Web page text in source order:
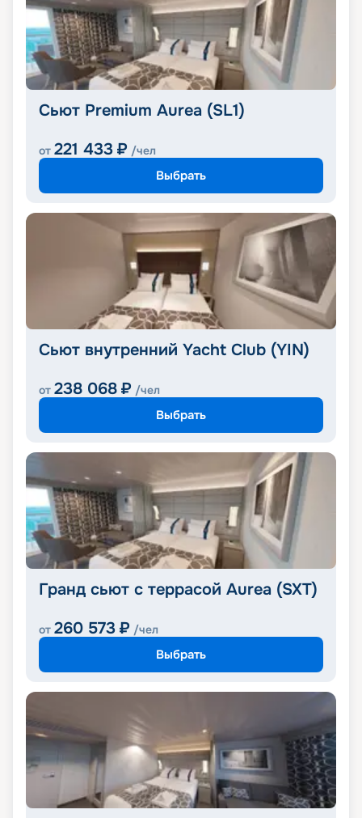
Сьют Premium Aurea (SL1)
от 221 433 ₽ /чел
Выбрать
Сьют внутренний Yacht Club (YIN)
от 238 068 ₽ /чел
Выбрать
Гранд сьют с террасой Aurea (SXT)
от 260 573 ₽ /чел
Выбрать